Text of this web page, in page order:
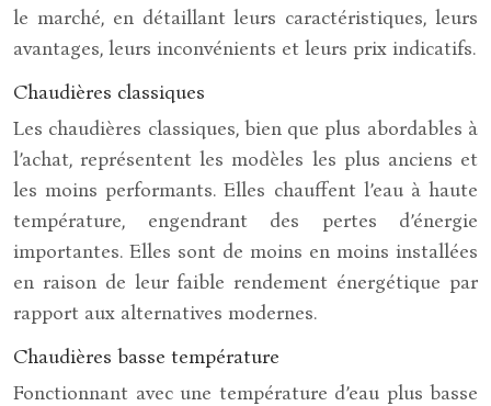
le marché, en détaillant leurs caractéristiques, leurs
avantages, leurs inconvénients et leurs prix indicatifs.
Chaudières classiques
Les chaudières classiques, bien que plus abordables à
l’achat, représentent les modèles les plus anciens et
les moins performants. Elles chauffent l’eau à haute
température, engendrant des pertes d’énergie
importantes. Elles sont de moins en moins installées
en raison de leur faible rendement énergétique par
rapport aux alternatives modernes.
Chaudières basse température
Fonctionnant avec une température d’eau plus basse